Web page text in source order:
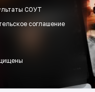
СОУТ
соглашение